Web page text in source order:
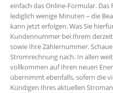
einfach das Online-Formular.
lediglich wenige Minuten – die
kann jetzt erfolgen. Was Sie
Kundennummer bei Ihrem
sowie Ihre Zählernummer.
Stromrechnung nach. In allen
vollkommen auf Ihren neuen
übernimmt ebenfalls, sofern die
Kündigen Ihres aktuellen